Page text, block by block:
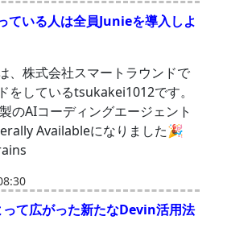
いる人は全員Junieを導入しよ
、株式会社スマートラウンドで
をしているtsukakei1012です。
のAIコーディングエージェント
Availableになりました🎉
て広がった新たなDevin活用法